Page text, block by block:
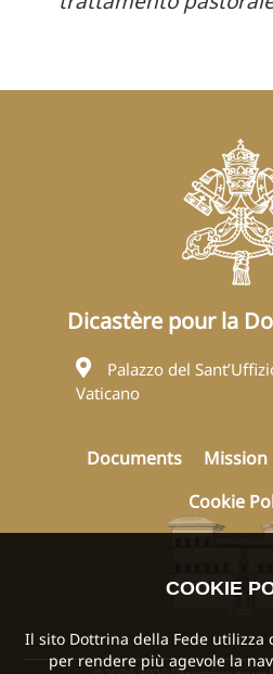
Dicastère pour la
Palazzo del
Vaticano
Documents Mission
Cookie
COOKIE
Il sito Dottrina della Fede utilizza
per rendere più agevole la